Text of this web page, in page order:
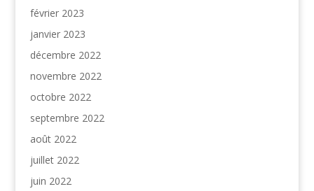
février 2023
janvier 2023
décembre 2022
novembre 2022
octobre 2022
septembre 2022
août 2022
juillet 2022
juin 2022